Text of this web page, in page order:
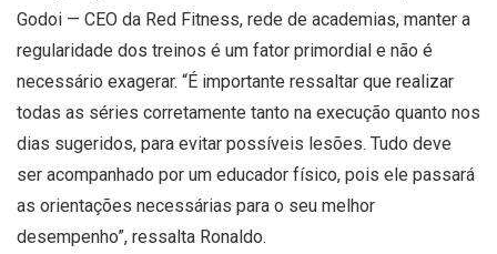
Godoi — CEO da Red Fitness, rede de academias, manter a
regularidade dos treinos é um fator primordial e não é
necessário exagerar. “É importante ressaltar que realizar
todas as séries corretamente tanto na execução quanto nos
dias sugeridos, para evitar possíveis lesões. Tudo deve
ser acompanhado por um educador físico, pois ele passará
as orientações necessárias para o seu melhor
desempenho”, ressalta Ronaldo.